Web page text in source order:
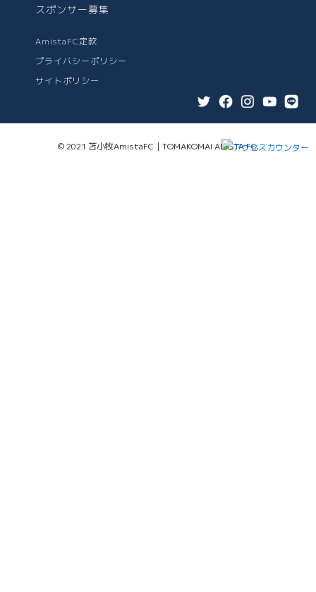
スポンサー募集
AmistaFC定款
プライバシーポリシー
サイトポリシー
© 2021 苫小牧AmistaFC｜TOMAKOMAI AMISTA FC.